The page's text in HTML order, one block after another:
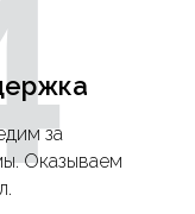
за
Оказываем